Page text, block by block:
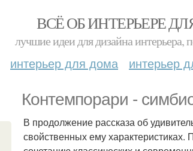
ВСЁ ОБ ИНТЕРЬЕРЕ
лучшие идеи для дизайна интерьера,
интерьер для дома интерьер
Контемпорари -
В продолжение рассказа об
свойственных ему